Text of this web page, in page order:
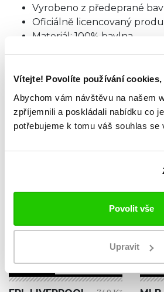
Vítejte! Povolíte používání
Abychom vám návštěvu na našem
zpříjemnili a poskládali nabídku co
potřebujeme k tomu váš souhlas se
Povolit vše
Upravit
Vyrobeno z předeprané
Oficiálně licencovaný
Materiál: 100% bavlna
ZKOUKNI TAKÉ